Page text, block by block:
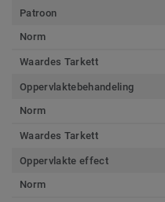
Patroon
Norm
Waardes Tarkett
Oppervlaktebehandeling
Norm
Waardes Tarkett
Oppervlakte effect
Norm